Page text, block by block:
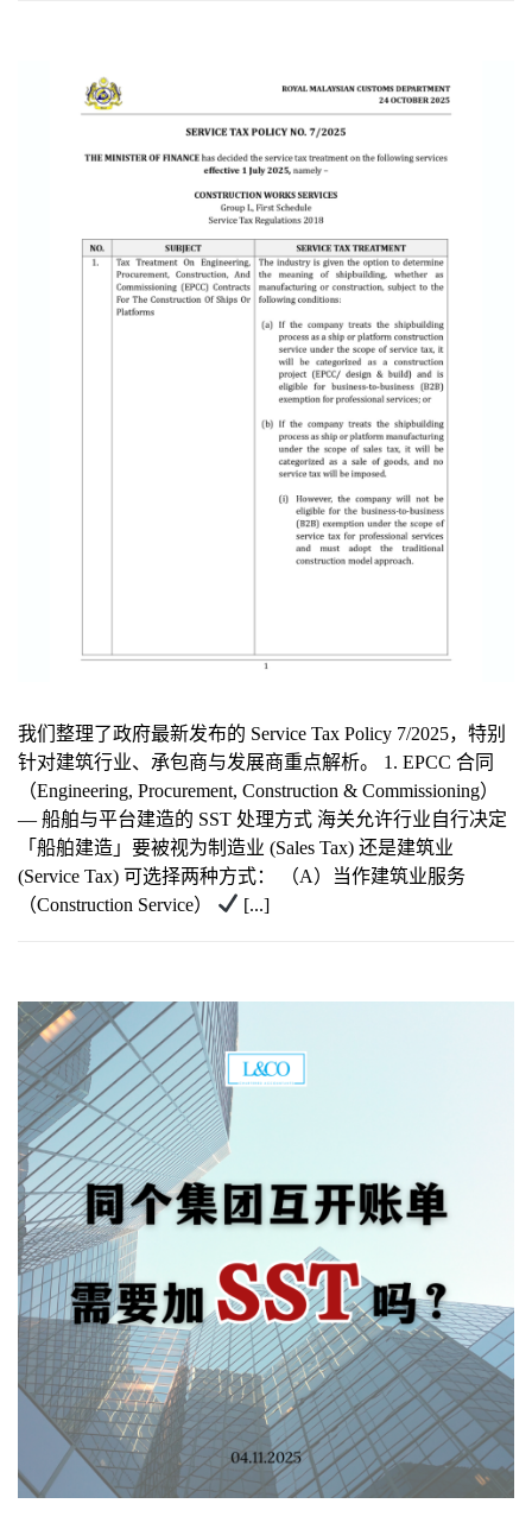
我们整理了政府最新发布的 Service Tax Policy 7/2025，特别
针对建筑行业、承包商与发展商重点解析。 1. EPCC 合同
（Engineering, Procurement, Construction & Commissioning）
— 船舶与平台建造的 SST 处理方式 海关允许行业自行决定
「船舶建造」要被视为制造业 (Sales Tax) 还是建筑业
(Service Tax) 可选择两种方式： （A）当作建筑业服务
（Construction Service）
[...]